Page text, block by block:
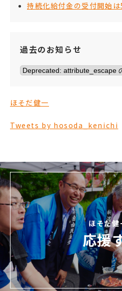
持続化給付金の受付開始は
過去のお知らせ
ほそだ健一
Tweets by hosoda_kenichi
ほそだ健
応援